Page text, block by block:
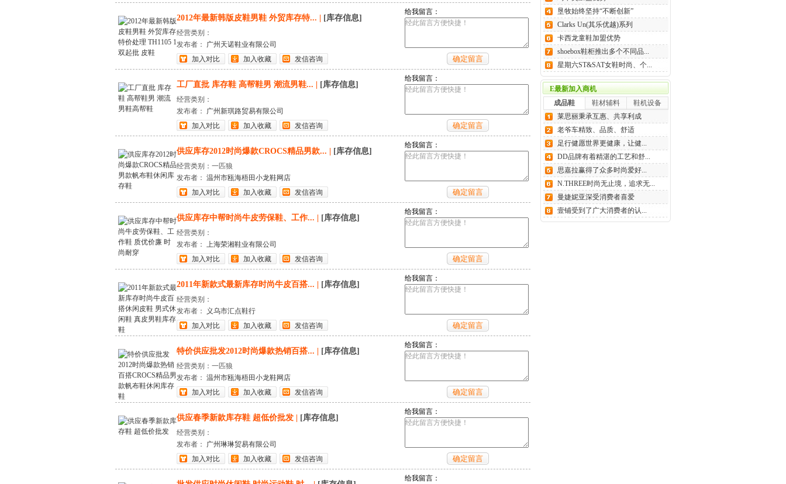
垦牧始终坚持“不断创新”
Clarks Un(其乐优越)系列
卡西龙童鞋加盟优势
shoebox鞋柜推出多个不同品...
星期六ST&SAT女鞋时尚、个...
E最新加入商机
成品鞋
鞋材辅料
鞋机设备
莱思丽秉承互惠、共享利成
老爷车精致、品质、舒适
足行健愿世界更健康，让健...
DD品牌有着精湛的工艺和舒...
思嘉拉赢得了众多时尚爱好...
N.THREE时尚无止境，追求无...
曼婕妮亚深受消费者喜爱
壹铺受到了广大消费者的认...
2012年最新韩版皮鞋男鞋 外贸库存特... [库存信息]
经营类别：
发布者： 广州天诺鞋业有限公司
加入对比
加入收藏 发信咨询
给我留言：
工厂直批 库存鞋 高帮鞋男 潮流男鞋... [库存信息]
经营类别：
发布者： 广州新琪路贸易有限公司
加入对比
加入收藏 发信咨询
给我留言：
供应库存2012时尚爆款CROCS精品男款... [库存信息]
经营类别：一匹狼
发布者： 温州市瓯海梧田小龙鞋网店
加入对比
加入收藏 发信咨询
给我留言：
供应库存中帮时尚牛皮劳保鞋、工作... [库存信息]
经营类别：
发布者： 上海荣湘鞋业有限公司
加入对比
加入收藏 发信咨询
给我留言：
2011年新款式最新库存时尚牛皮百搭... [库存信息]
经营类别：
发布者：
义乌市汇点鞋行
加入对比
加入收藏 发信咨询
给我留言：
特价供应批发2012时尚爆款热销百搭... [库存信息]
经营类别：一匹狼
发布者： 温州市瓯海梧田小龙鞋网店
加入对比
加入收藏 发信咨询
给我留言：
供应春季新款库存鞋 超低价批发 [库存信息]
经营类别：
发布者： 广州琳琳贸易有限公司
加入对比
加入收藏 发信咨询
给我留言：
给我留言：